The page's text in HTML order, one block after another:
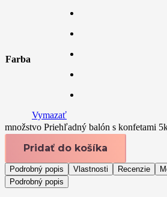
Farba
Vymazať
množstvo Priehľadný balón s konfetami
Pridať do košíka
Podrobný popis Vlastnosti Recenzie
Podrobný popis